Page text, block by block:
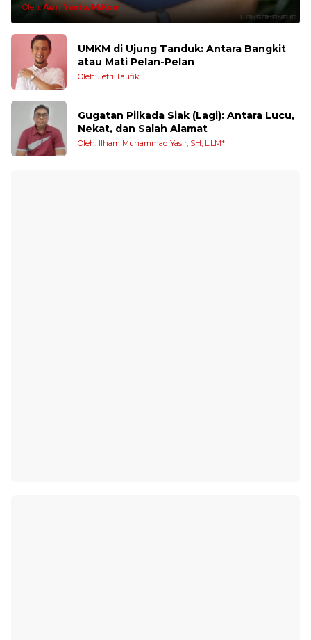
Oleh:Adri Yanto, M.Kom
UMKM di Ujung Tanduk: Antara Bangkit
atau Mati Pelan-Pelan
Oleh: Jefri Taufik
Gugatan Pilkada Siak (Lagi): Antara Lucu,
Nekat, dan Salah Alamat
Oleh: Ilham Muhammad Yasir, SH, L.LM*